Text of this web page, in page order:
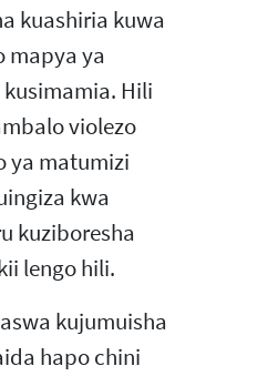
kuashiria kuwa
mapya ya
Hili
violezo
ya matumizi
kwa
kuziboresha
lengo hili.
kujumuisha
hapo chini